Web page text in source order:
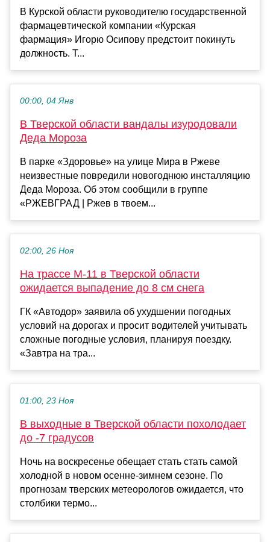
В Курской области руководителю государственной
фармацевтической компании «Курская
фармация» Игорю Осипову предстоит покинуть
должность. Т...
00:00, 04 Янв
В Тверской области вандалы изуродовали
Деда Мороза
В парке «Здоровье» на улице Мира в Ржеве
неизвестные повредили новогоднюю инсталляцию
Деда Мороза. Об этом сообщили в группе
«РЖЕВГРАД | Ржев в твоем...
02:00, 26 Ноя
На трассе М-11 в Тверской области
ожидается выпадение до 8 см снега
ГК «Автодор» заявила об ухудшении погодных
условий на дорогах и просит водителей учитывать
сложные погодные условия, планируя поездку.
«Завтра на тра...
01:00, 23 Ноя
В выходные в Тверской области похолодает
до -7 градусов
Ночь на воскресенье обещает стать стать самой
холодной в новом осенне-зимнем сезоне. По
прогнозам тверских метеорологов ожидается, что
столбики термо...